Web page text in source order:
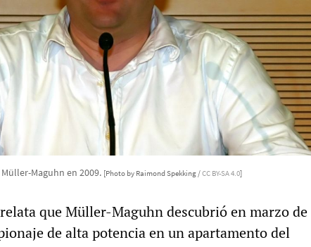
Maguhn en 2009. [Photo by Raimond Spekking /CC BY-SA 4.0]
relata que Müller-Maguhn descubrió en marzo de
de alta potencia en un apartamento del